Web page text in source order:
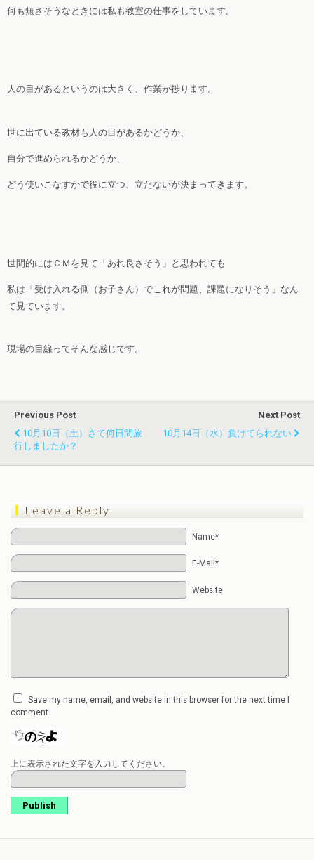
何も無さそうなときには私も教室の仕事をしています。
人の目があるというのは大きく、作業が捗ります。
世に出ている教材も人の目があるかどうか、
自分で進められるかどうか、
どう使いこなすかで役に立つ、立たないが決まってきます。
世間的にはＣＭを見て「あれ良さそう」と思われても
私は「受け入れる側（お子さん）でこれが問題、課題になりそう」なん
て見ています。
現場の目線ってそんな感じです。
Previous Post
10月10日（土）さて何日間旅
行しましたか？
Next Post
10月14日（水）負けてられない
Leave a Reply
Name*
E-Mail*
Website
Save my name, email, and website in this browser for the next time I
comment.
上に表示された文字を入力してください。
Publish